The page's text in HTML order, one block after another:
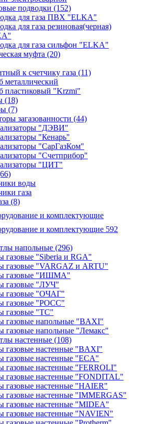
подводки (152)
для газа ПВХ "ELKA"
для газа резиновая(черная)
для газа сильфон "ELKA"
муфта (20)
к счетчику газа (11)
металлический
пластиковый "Krzmi"
(18)
(7)
загазованности (44)
"ДЭВИ"
"Кенарь"
"СарГазКом"
"Счетприбор"
"ЦИТ"
воды
газа
(8)
и комплектующие
и комплектующие 592
напольные (296)
газовые "Siberia и RGA"
газовые "VARGAZ и ARTU"
газовые "ИШМА"
газовые "ЛУЧ"
газовые "ОЧАГ"
газовые "РОСС"
газовые "ТС"
газовые напольные "BAXI"
газовые напольные "Лемакс"
настенные (108)
газовые настенные "BAXI"
газовые настенные "ECA"
газовые настенные "FERROLI"
газовые настенные "FONDITAL"
газовые настенные "HAIER"
газовые настенные "IMMERGAS"
газовые настенные "MIDEA"
газовые настенные "NAVIEN"